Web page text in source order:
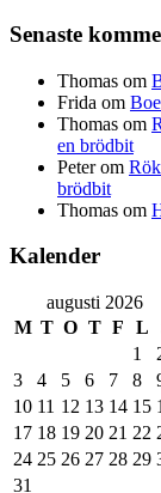
Senaste
Thomas om
Frida om
Thomas om
en brödbit
Peterom
brödbit
Thomas om
Kalender
augusti 2026
M T O T F L
1
3
4 5 6 7 8
10 11 12 13 14 15
17 18 19 20 21 22
24 25 26 27 28 29
31